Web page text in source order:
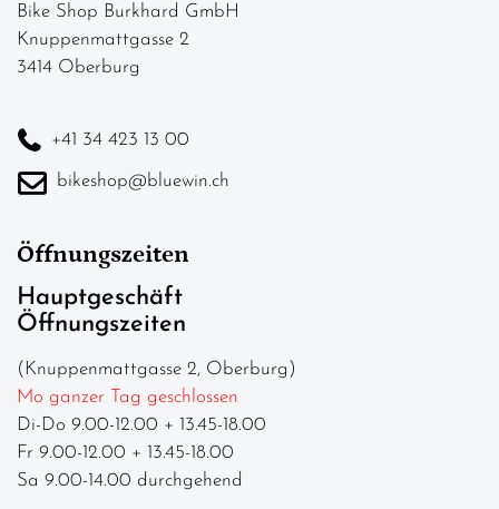
Bike Shop Burkhard GmbH
Knuppenmattgasse 2
3414 Oberburg
+41 34 423 13 00
bikeshop@bluewin.ch
Öffnungszeiten
Hauptgeschäft
Öffnungszeiten
(Knuppenmattgasse 2, Oberburg)
Mo ganzer Tag geschlossen
Di-Do 9.00-12.00 + 13.45-18.00
Fr 9.00-12.00 + 13.45-18.00
Sa 9.00-14.00 durchgehend